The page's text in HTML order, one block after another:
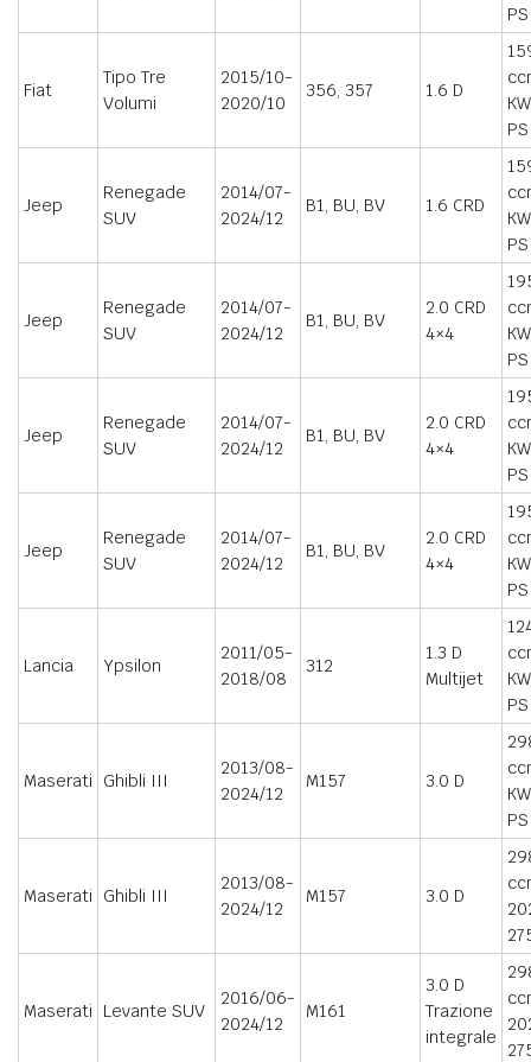
PS
Fiat
Tipo Tre
Volumi
2015/10-
2020/10
356, 357 1.6 D
PS
Jeep
Renegade
SUV
2014/07-
2024/12
B1, BU, BV 1.6 CRD
PS
Jeep
Renegade
SUV
2014/07-
2024/12
B1, BU, BV
2.0 CRD
4×4
PS
Jeep
Renegade
SUV
2014/07-
2024/12
B1, BU, BV
2.0 CRD
4×4
PS
Jeep
Renegade
SUV
2014/07-
2024/12
B1, BU, BV
2.0 CRD
4×4
PS
Lancia Ypsilon
2011/05-
2018/08
312
1.3 D
Multijet
PS
Maserati Ghibli III
2013/08-
2024/12
M157 3.0 D
PS
Maserati Ghibli III
2013/08-
2024/12
M157 3.0 D
Maserati Levante SUV
2016/06-
2024/12
M161
3.0 D
Trazione
integrale